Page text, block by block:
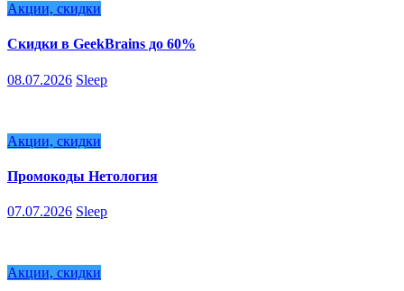
Акции, скидки
Скидки в GeekBrains до 60%
08.07.2026 Sleep
Акции, скидки
Промокоды Нетология
07.07.2026 Sleep
Акции, скидки